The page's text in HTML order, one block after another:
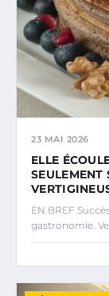
23 MAI 2026
ELLE
SEULEMENT
EN BREF
gastronomie.